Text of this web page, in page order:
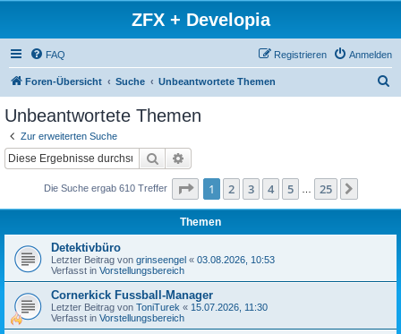
ZFX + Developia
FAQ Anmelden
Registrieren
Foren-Übersicht Suche Unbeantwortete Themen
Unbeantwortete Themen
Zur erweiterten Suche
Suche
Die Suche ergab 610 Treffer Seite 1von 25
1 2 3 4 5 25
Themen
Detektivbüro
Letzter Beitrag von grinseengel « 03.08.2026, 10:53
Verfasst in Vorstellungsbereich
Cornerkick Fussball-Manager
Letzter Beitrag von ToniTurek « 15.07.2026, 11:30
Verfasst in Vorstellungsbereich